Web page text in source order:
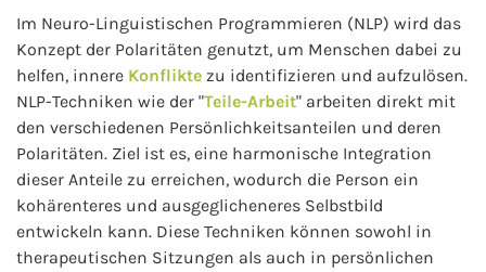
Im Neuro-Linguistischen Programmieren (NLP) wird das
Konzept der Polaritäten genutzt, um Menschen dabei zu
helfen, innere Konflikte zu identifizieren und aufzulösen.
NLP-Techniken wie der "Teile-Arbeit" arbeiten direkt mit
den verschiedenen Persönlichkeitsanteilen und deren
Polaritäten. Ziel ist es, eine harmonische Integration
dieser Anteile zu erreichen, wodurch die Person ein
kohärenteres und ausgeglicheneres Selbstbild
entwickeln kann. Diese Techniken können sowohl in
therapeutischen Sitzungen als auch in persönlichen